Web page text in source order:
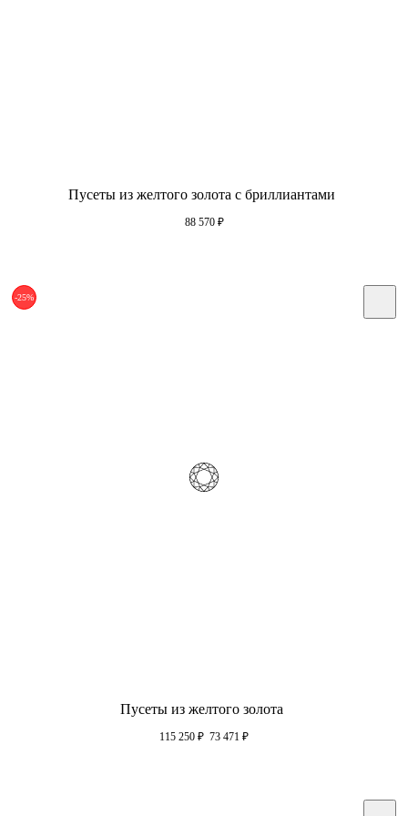
Пусеты из желтого золота с бриллиантами
88 570 ₽
-25%
Пусеты из желтого золота
115 250 ₽ 73 471 ₽